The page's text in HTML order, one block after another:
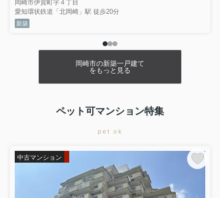
2577万円
西尾市巨海町北浜田第2 全4棟・2号棟
西尾市巨海町北浜田第2 全4棟・4号棟
物件詳細へ
高浜市呉竹町第4 全2棟・1号棟
岡崎市伊賀町字４丁目
愛知環状鉄道「北岡崎」駅 徒歩20分
新築
岡崎市の新築一戸建て
をもっと見る
ペット可マンション特集
pet ok
中古マンション